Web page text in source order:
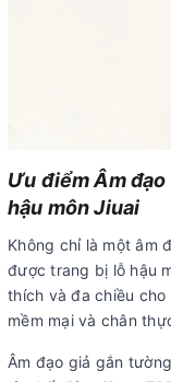
Ưu điểm Âm
hậu môn Jiuai
Không chỉ là một âm
được trang bị lỗ hậu
thích và đa chiều
mềm mại và chân
Âm đạo giả gắn